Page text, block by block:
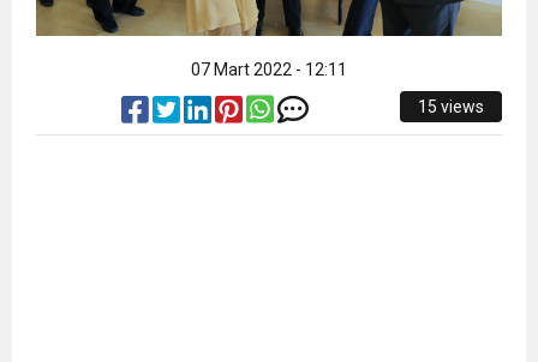
07 Mart 2022 - 12:11
15 views